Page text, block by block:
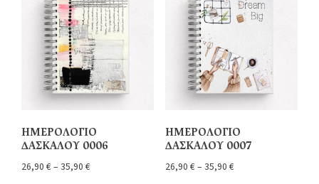
ΗΜΕΡΟΛΟΓΙΟ
ΔΑΣΚΑΛΟΥ 0006
26,90 € – 35,90 €
ΗΜΕΡΟΛΟΓΙΟ
ΔΑΣΚΑΛΟΥ 0007
26,90 € – 35,90 €